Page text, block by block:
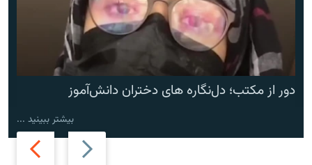
Previous
slide
Next
slide
دور از مکتب؛ دل‌نگاره های دختران دانش‌آموز
بیشتر ببینید ...